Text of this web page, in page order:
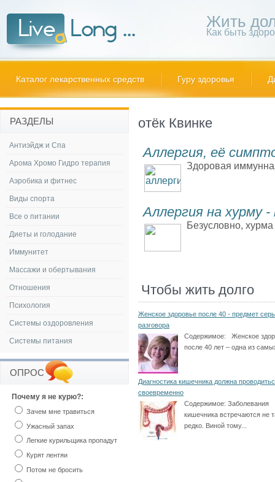
Жить
Как быть
Каталог лекарственных средств Гуру здоровья
отёк Квинке
Аллергия, её
Здоровая
Аллергия на хурму -
Безусловно,
Чтобы жить долго
Женское здоровье после 40 - предмет
разговора
Содержимое:
Женское
после 40 лет – одна из
Диагностика кишечника должна
своевременно
Содержимое: Заболевания
кишечника встречаются не
редко. Виной тому...
РАЗДЕЛЫ
Антиэйдж и Спа
Арома Хромо Гидро терапия
Аэробика и фитнес
Виды спорта
Все о питании
Диеты и голодание
Иммунитет
Массажи и обертывания
Отношения
Психология
Системы оздоровления
Системы питания
ОПРОС
Почему я не курю?:
Зачем мне травиться
Ужасный запах
Легкие курильщика пропадут
Курят лентяи
Потом не бросить